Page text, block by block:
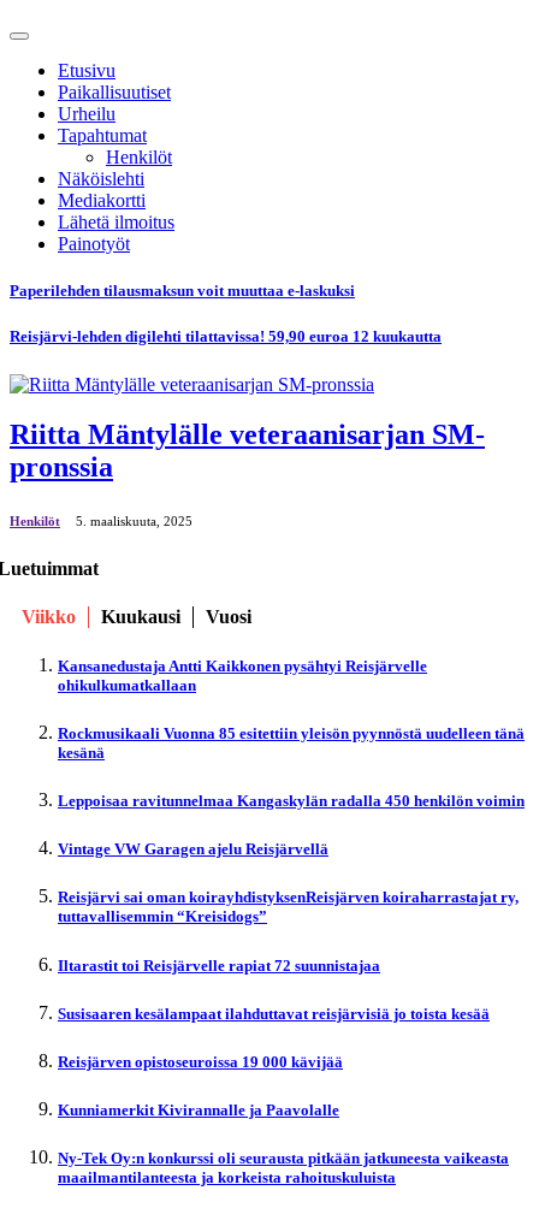
Etusivu
Paikallisuutiset
Urheilu
Tapahtumat
Henkilöt
Näköislehti
Mediakortti
Lähetä ilmoitus
Painotyöt
Paperilehden tilausmaksun voit muuttaa e-laskuksi
Reisjärvi-lehden digilehti tilattavissa! 59,90 euroa 12 kuukautta
Riitta Mäntylälle veteraanisarjan SM-
pronssia
Henkilöt 5. maaliskuuta, 2025
Viikko Kuukausi Vuosi
Kansanedustaja Antti Kaikkonen pysähtyi Reisjärvelle
ohikulkumatkallaan
Rockmusikaali Vuonna 85 esitettiin yleisön pyynnöstä uudelleen tänä
kesänä
Leppoisaa ravitunnelmaa Kangaskylän radalla 450 henkilön voimin
Vintage VW Garagen ajelu Reisjärvellä
Reisjärvi sai oman koirayhdistyksenReisjärven koiraharrastajat ry,
tuttavallisemmin “Kreisidogs”
Iltarastit toi Reisjärvelle rapiat 72 suunnistajaa
Susisaaren kesälampaat ilahduttavat reisjärvisiä jo toista kesää
Reisjärven opistoseuroissa 19 000 kävijää
Kunniamerkit Kivirannalle ja Paavolalle
Ny-Tek Oy:n konkurssi oli seurausta pitkään jatkuneesta vaikeasta
maailmantilanteesta ja korkeista rahoituskuluista